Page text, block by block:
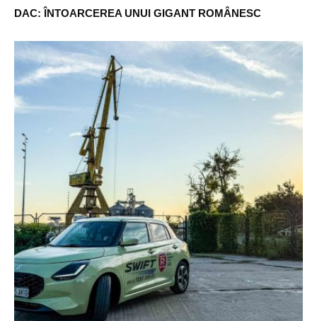
DAC: ÎNTOARCEREA UNUI GIGANT ROMÂNESC